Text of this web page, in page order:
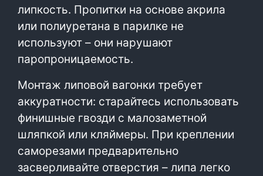
липкость. Пропитки на основе акрила
или полиуретана в парилке не
используют – они нарушают
паропроницаемость.
Монтаж липовой вагонки требует
аккуратности: старайтесь использовать
финишные гвозди с малозаметной
шляпкой или кляймеры. При креплении
саморезами предварительно
засверливайте отверстия – липа легко